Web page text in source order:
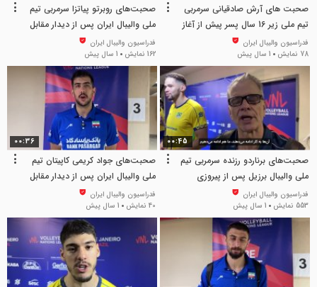
صحبت های آرش صادقیانی سرمربی
تیم ملی زیر 16 سال پسر پیش از آغاز
مسابقات
فدراسیون والیبال ایران
78 نمایش
1 سال پیش
صحبت‌های روبرتو پیاتزا سرمربی تیم
ملی والیبال ایران پس از دیدار مقابل
برزیل
فدراسیون والیبال ایران
162 نمایش
1 سال پیش
00:45
صحبت‌های برناردو رزنده سرمربی تیم
ملی والیبال برزیل پس از پیروزی
مقابل ایران
فدراسیون والیبال ایران
553 نمایش
1 سال پیش
00:36
صحبت‌های جواد کریمی کاپیتان تیم
ملی والیبال ایران پس از دیدار مقابل
برزیل
فدراسیون والیبال ایران
40 نمایش
1 سال پیش